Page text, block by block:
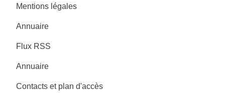
Mentions légales
Annuaire
Flux RSS
Annuaire
Contacts et plan d'accès